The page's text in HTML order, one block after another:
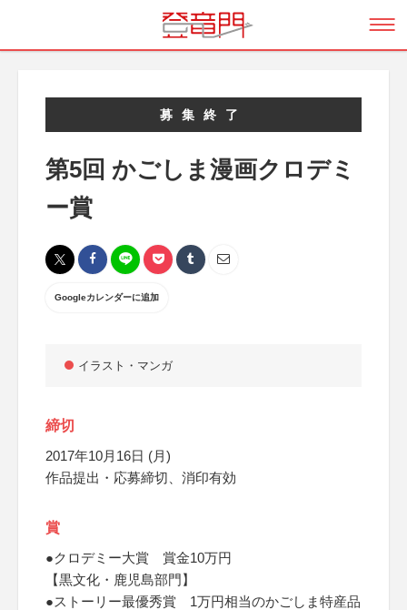
募集終了
第5回 かごしま漫画クロデミ
ー賞
Googleカレンダーに追加
イラスト・マンガ
締切
2017年10月16日 (月)
作品提出・応募締切、消印有効
賞
●クロデミー大賞 賞金10万円
【黒文化・鹿児島部門】
●ストーリー最優秀賞 1万円相当のかごしま特産品